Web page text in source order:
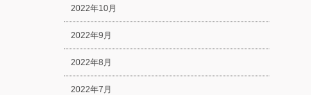
2022年10月
2022年9月
2022年8月
2022年7月